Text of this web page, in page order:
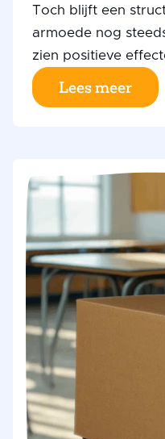
eten
gezonder,
minder
Toch blijft een
armoede nog steeds
zien positieve
kinderen dankzij de
blijkt uit onderzoek
kinderen met een
school. Ook
de ouders minder
de voedselhulp
van de ouders niet
oplossingen voor
nodig.
Lees meer